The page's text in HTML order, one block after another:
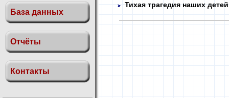
База данных
Отчёты
Контакты
Тихая трагедия наших